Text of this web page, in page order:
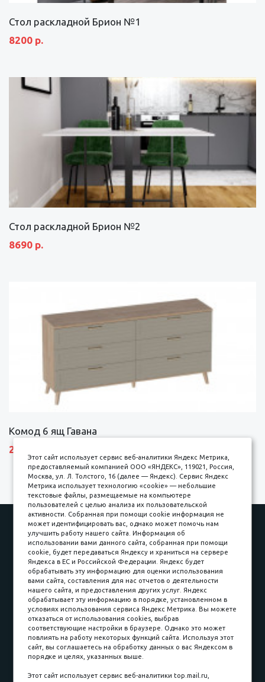
Стол раскладной Брион №1
8200 р.
Стол раскладной Брион №2
8690 р.
Комод 6 ящ Гавана
27690 р.
Наши работы
Оплата
Доставка и сборка
Гарантии
Карьера в компании
Контакты
Принимаем к оплате
Наличные
пл. Соляная, 6, стр. 16
Этот сайт использует сервис веб-аналитики Яндекс Метрика,
предоставляемый компанией ООО «ЯНДЕКС», 119021, Россия,
Москва, ул. Л. Толстого, 16 (далее — Яндекс). Сервис Яндекс
Метрика использует технологию «cookie» — небольшие
текстовые файлы, размещаемые на компьютере
пользователей с целью анализа их пользовательской
активности. Собранная при помощи cookie информация не
может идентифицировать вас, однако может помочь нам
улучшить работу нашего сайта. Информация об
использовании вами данного сайта, собранная при помощи
cookie, будет передаваться Яндексу и храниться на сервере
Яндекса в ЕС и Российской Федерации. Яндекс будет
обрабатывать эту информацию для оценки использования
вами сайта, составления для нас отчетов о деятельности
нашего сайта, и предоставления других услуг. Яндекс
обрабатывает эту информацию в порядке, установленном в
условиях использования сервиса Яндекс Метрика. Вы можете
отказаться от использования cookies, выбрав
соответствующие настройки в браузере. Однако это может
повлиять на работу некоторых функций сайта. Используя этот
сайт, вы соглашаетесь на обработку данных о вас Яндексом в
порядке и целях, указанных выше.
Этот сайт использует сервис веб-аналитики top.mail.ru,